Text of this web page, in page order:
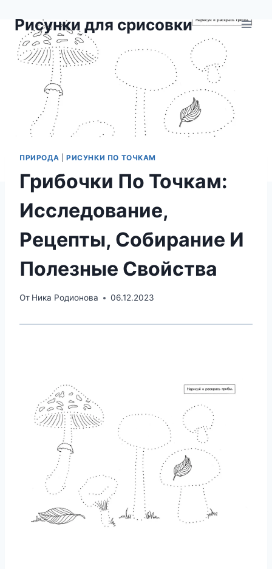
содержимому
Рисунки для срисовки
ПРИРОДА РИСУНКИ ПО ТОЧКАМ
Грибочки По Точкам:
Исследование,
Рецепты, Собирание И
Полезные Свойства
От Ника Родионова 06.12.2023